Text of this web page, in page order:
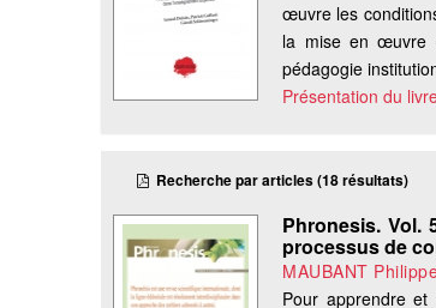
œuvre les
la mise en œuvre
pédagogie
Présentation du
Recherche par articles (18 résultats)
Phronesis. Vol.
processus de
MAUBANT
Pour apprendre et